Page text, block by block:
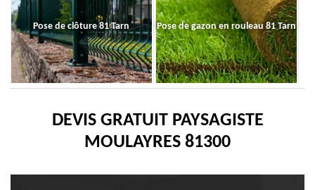
Pose de clôture 81 Tarn Pose de gazon en rouleau 81 Tarn
DEVIS GRATUIT PAYSAGISTE
MOULAYRES 81300